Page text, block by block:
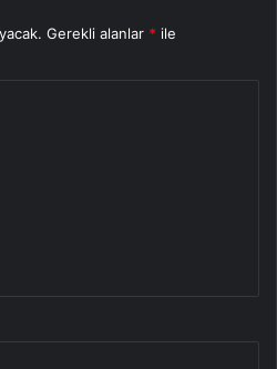
Gerekli alanlar * ile